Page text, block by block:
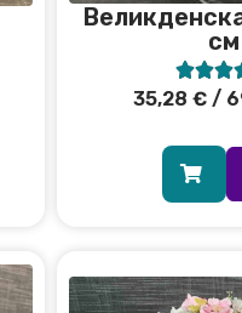
см

35,28 €/